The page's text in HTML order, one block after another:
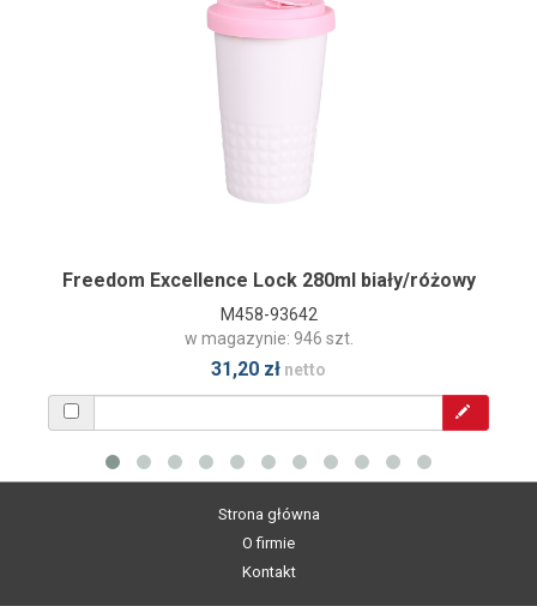
Freedom Excellence Lock 280ml biały/różowy
M458-93642
w magazynie: 946 szt.
31,20 zł netto
Strona główna
O firmie
Kontakt